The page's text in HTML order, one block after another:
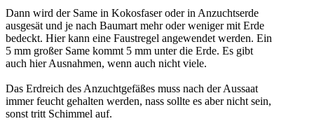
Dann wird der Same in Kokosfaser oder in Anzuchtserde
ausgesät und je nach Baumart mehr oder weniger mit Erde
bedeckt. Hier kann eine Faustregel angewendet werden. Ein
5 mm großer Same kommt 5 mm unter die Erde. Es gibt
auch hier Ausnahmen, wenn auch nicht viele.
Das Erdreich des Anzuchtgefäßes muss nach der Aussaat
immer feucht gehalten werden, nass sollte es aber nicht sein,
sonst tritt Schimmel auf.